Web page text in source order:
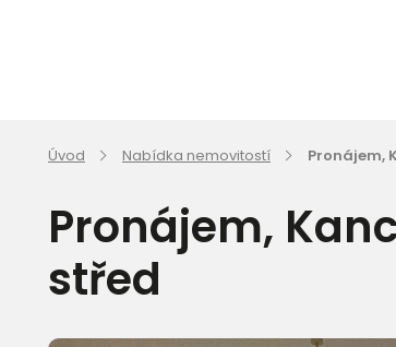
Úvod Nabídka nemovitostí Pronájem,
Pronájem,
střed